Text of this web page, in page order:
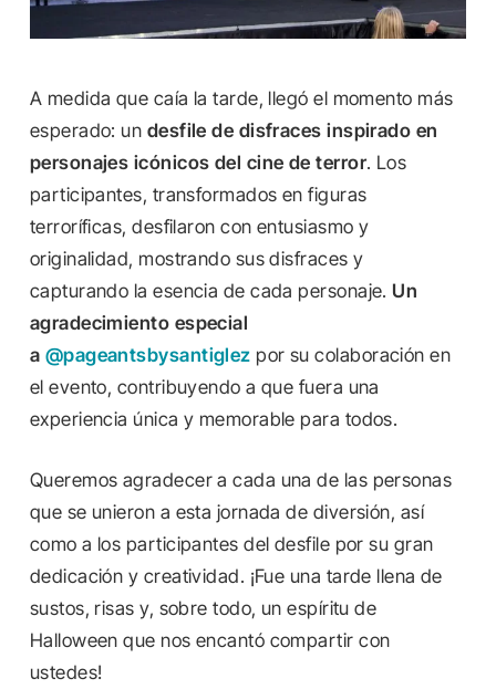
A medida que caía la tarde, llegó el momento más
esperado: un desfile de disfraces inspirado en
personajes icónicos del cine de terror. Los
participantes, transformados en figuras
terroríficas, desfilaron con entusiasmo y
originalidad, mostrando sus disfraces y
capturando la esencia de cada personaje. Un
agradecimiento especial
a @pageantsbysantiglez por su colaboración en
el evento, contribuyendo a que fuera una
experiencia única y memorable para todos.
Queremos agradecer a cada una de las personas
que se unieron a esta jornada de diversión, así
como a los participantes del desfile por su gran
dedicación y creatividad. ¡Fue una tarde llena de
sustos, risas y, sobre todo, un espíritu de
Halloween que nos encantó compartir con
ustedes!